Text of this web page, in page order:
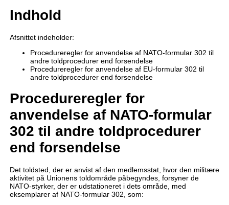
Indhold
Afsnittet indeholder:
Procedureregler for anvendelse af NATO-formular 302 til
andre toldprocedurer end forsendelse
Procedureregler for anvendelse af EU-formular 302 til
andre toldprocedurer end forsendelse
Procedureregler for
anvendelse af NATO-formular
302 til andre toldprocedurer
end forsendelse
Det toldsted, der er anvist af den medlemsstat, hvor den militære
aktivitet på Unionens toldområde påbegyndes, forsyner de
NATO-styrker, der er udstationeret i dets område, med
eksemplarer af NATO-formular 302, som: